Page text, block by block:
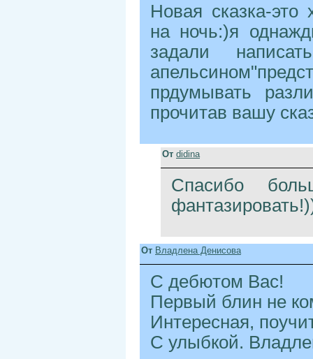
Новая сказка-это
на ночь:)я
задали
прдумывать
прочитав вашу
От didina
Спасибо
От Владлена Денисова
С дебютом Вас!
Первый блин не
Интересная,
С улыбкой.